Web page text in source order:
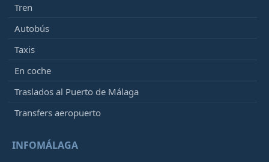
Tren
Autobús
Taxis
En coche
Traslados al Puerto de Málaga
Transfers aeropuerto
INFOMÁLAGA